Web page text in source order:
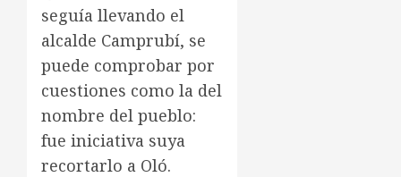
seguía llevando el
alcalde Camprubí, se
puede comprobar por
cuestiones como la del
nombre del pueblo:
fue iniciativa suya
recortarlo a Oló.